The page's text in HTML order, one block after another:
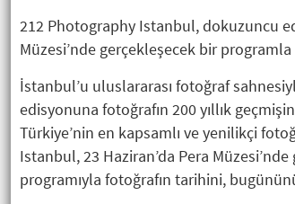
212 Photography Istanbul, dokuzuncu
Müzesi’nde gerçekleşecek bir
İstanbul’u uluslararası fotoğraf
edisyonuna fotoğrafın 200 yıllık
Türkiye’nin en kapsamlı ve yenilikçi
Istanbul, 23 Haziran’da Pera Müzesi’nde
programıyla fotoğrafın tarihini,